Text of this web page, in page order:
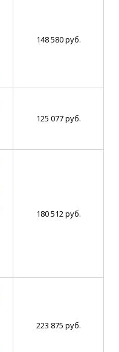
148 580 руб.
125 077 руб.
180 512 руб.
223 875 руб.